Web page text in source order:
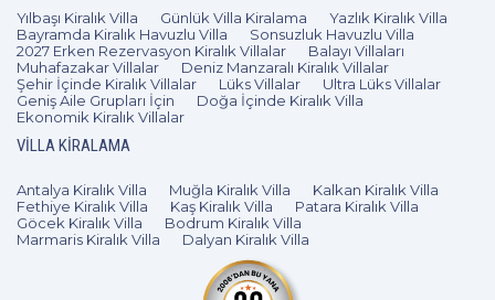
Ortakent Yahşi bölgesinde 3, 6 ya da 8 kişilik villalarda
tatil yapma imkanı da mevcut. Size unutulmaz bir tatil
fırsatı sunanBodrum kiralık villaseçenekleri Ortakent
Yahşi bölgesinde de sizleri bekliyor!
Merkez
yapmak isterseniz, otel ve pansiyon seçeneklerinin yanı
sıra Bodrum balayı villa kiralama hizmeti de alabilirsiniz.
Eşsiz bir balayı geçirmek, bir villanın sunabileceği tüm
özelliklerden faydalanarak uzun yıllar hatırlanacak anlar
Villa Güvenliği Nasıl Sağlanır?
Kiralık villa fiyatları ne kadar?
Kiralık villa özellikleri nelerdir?
Kiralık villa fiyatlarına neler dahil?
Yılbaşı Kiralık Villa Günlük Villa Kiralama
Yazlık Kiralık Villa
Bayramda Kiralık Havuzlu Villa
Sonsuzluk Havuzlu Villa
2027 Erken Rezervasyon Kiralık Villalar
Balayı Villaları
Muhafazakar Villalar
Deniz Manzaralı Kiralık Villalar
Şehir İçinde Kiralık Villalar
Lüks Villalar
Ultra Lüks Villalar
Geniş Aile Grupları İçin
Doğa İçinde Kiralık Villa
Ekonomik Kiralık Villalar
VILLA KIRALAMA
Antalya Kiralık Villa Muğla Kiralık Villa
Kalkan Kiralık Villa
Fethiye Kiralık Villa
Kaş Kiralık Villa
Patara Kiralık Villa
Göcek Kiralık Villa
Bodrum Kiralık Villa
Marmaris Kiralık Villa
Dalyan Kiralık Villa